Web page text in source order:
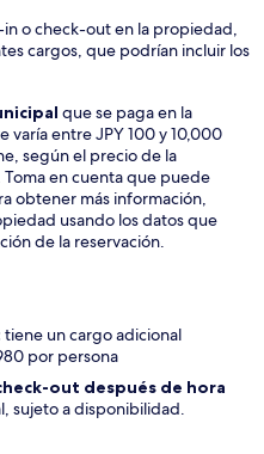
o check-out en la propiedad,
cargos, que podrían incluir los
que se paga en la
varía entre JPY 100 y 10,000
según el precio de la
en cuenta que puede
obtener más información,
usando los datos que
de la reservación.
tiene un cargo adicional
por persona
out después de hora
sujeto a disponibilidad.